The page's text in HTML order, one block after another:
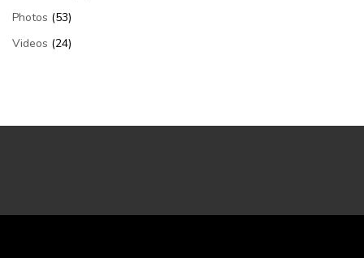
Photos (53)
Videos (24)